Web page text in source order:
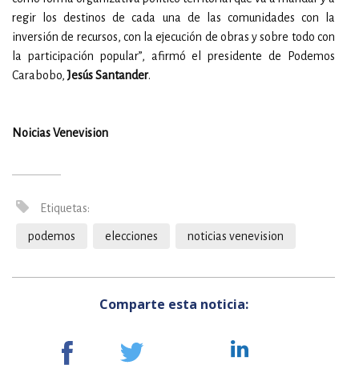
regir los destinos de cada una de las comunidades con la
inversión de recursos, con la ejecución de obras y sobre todo con
la participación popular”, afirmó el presidente de Podemos
Carabobo,Jesús Santander.
Noicias Venevision
Etiquetas:
podemos elecciones noticias venevision
Comparte esta noticia: